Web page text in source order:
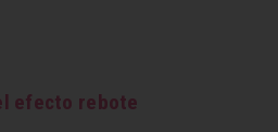
efecto rebote